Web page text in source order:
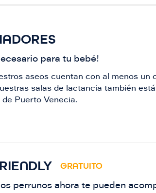
para tu bebé!
aseos cuentan con al menos
salas de lactancia también
Puerto Venecia.
GRATUITO
perrunos ahora te pueden